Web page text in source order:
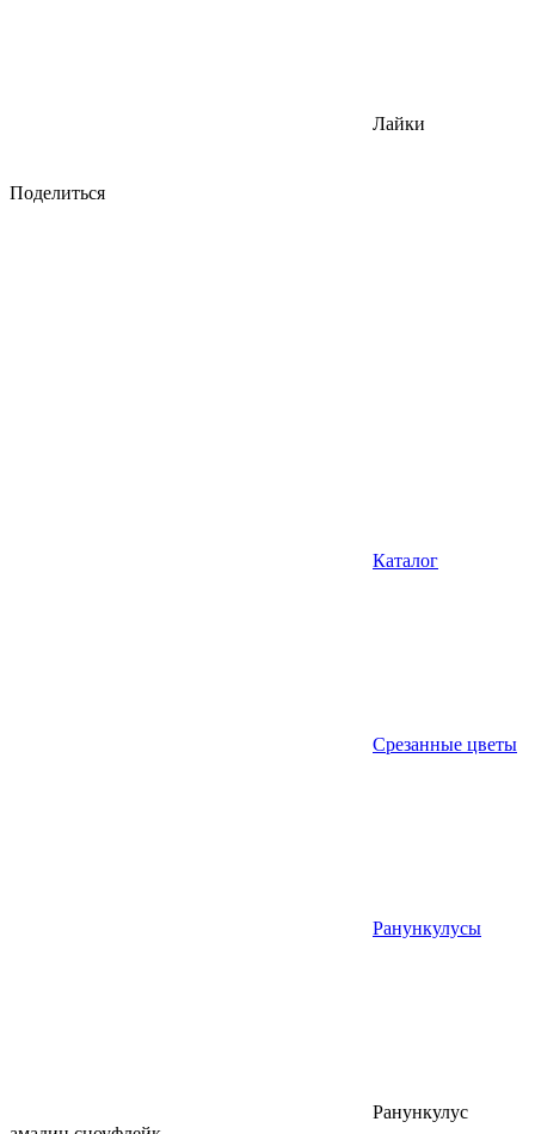
Лайки
Поделиться
Каталог
Срезанные цветы
Ранункулусы
Ранункулус